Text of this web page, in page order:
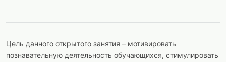
Цель данного открытого занятия – мотивировать
познавательную деятельность обучающихся, стимулировать